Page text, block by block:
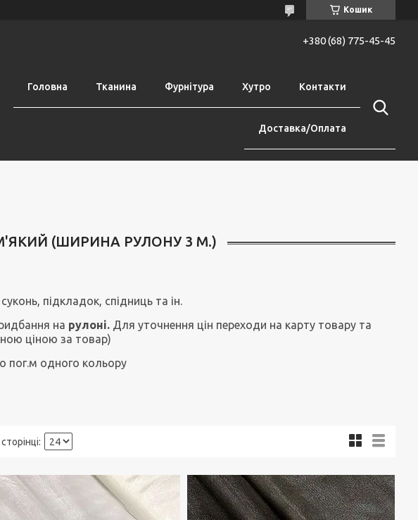
Кошик
+380 (68) 775-45-45
Головна Тканина Фурнітура Хутро Контакти
Доставка/Оплата
(ШИРИНА РУЛОНУ 3 М.)
підкладок, спідниць та ін.
на рулоні. Для уточнення цін переходи на карту товару та
ціною за товар)
пог.м одного кольору